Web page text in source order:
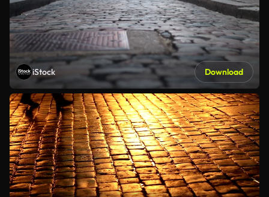
iStock Download